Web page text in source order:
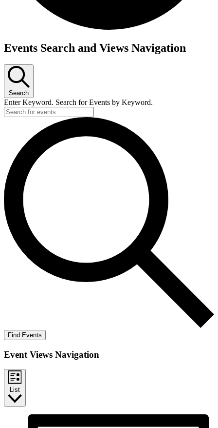
Events Search and Views Navigation
Search
Enter Keyword. Search for Events by Keyword.
Find Events
Event Views Navigation
List